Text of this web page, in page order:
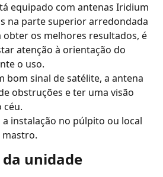
equipado com antenas Iridium
na parte superior arredondada
obter os melhores resultados, é
atenção à orientação do
o uso.
bom sinal de satélite, a antena
obstruções e ter uma visão
céu.
a instalação no púlpito ou local
mastro.
unidade